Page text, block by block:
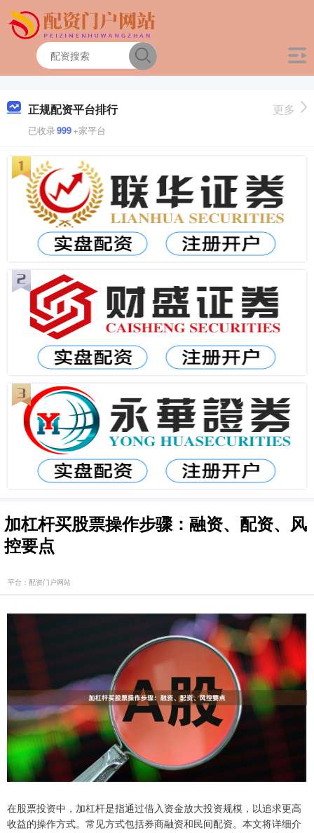
正规配资平台排行
已收录999+家平台
更多
加杠杆买股票操作步骤：融资、配资、风
控要点
平台：配资门户网站
在股票投资中，加杠杆是指通过借入资金放大投资规模，以追求更高
收益的操作方式。常见方式包括券商融资和民间配资。本文将详细介